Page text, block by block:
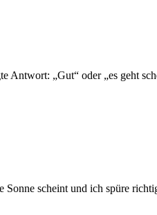
Antwort: „Gut“ oder „es geht
scheint und ich spüre